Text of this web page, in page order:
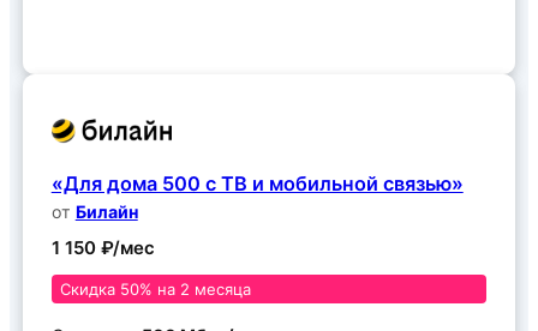
«Для дома 500 с ТВ и мобильной связью»
от Билайн
1 150 ₽/мес
Скидка 50% на 2 месяца